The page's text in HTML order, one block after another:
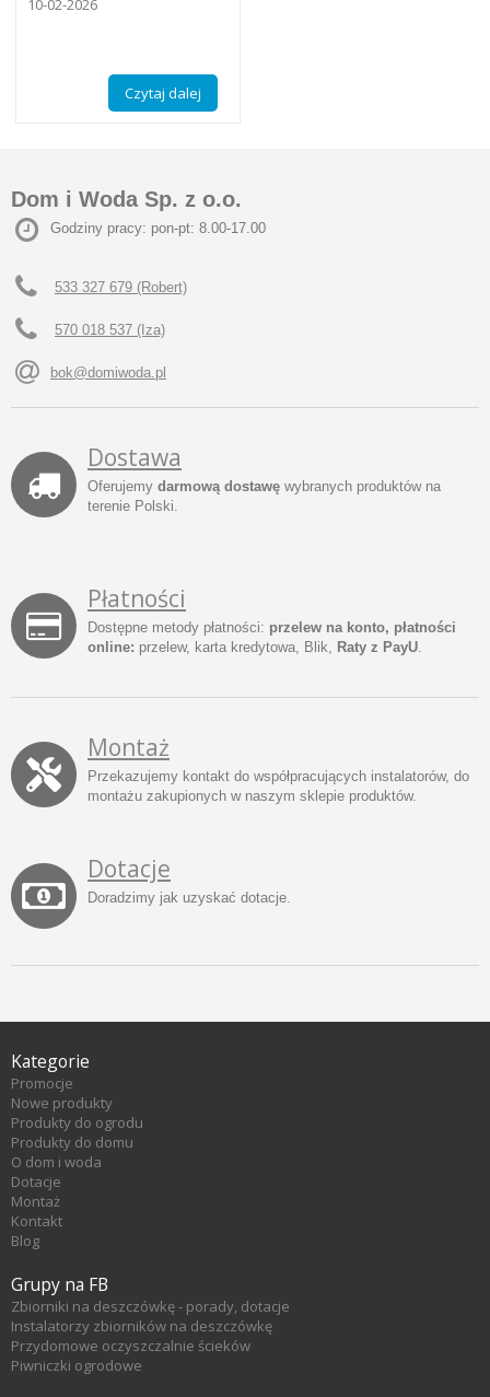
10-02-2026
Czytaj dalej
Dom i Woda Sp. z o.o.
Godziny pracy: pon-pt: 8.00-17.00
533 327 679 (Robert)
570 018 537 (Iza)
bok@domiwoda.pl
Dostawa
Oferujemy darmową dostawę wybranych produktów na
terenie Polski.
Płatności
Dostępne metody płatności: przelew na konto, płatności
online: przelew, karta kredytowa, Blik, Raty z PayU.
Montaż
Przekazujemy kontakt do współpracujących instalatorów, do
montażu zakupionych w naszym sklepie produktów.
Dotacje
Doradzimy jak uzyskać dotacje.
Kategorie
Promocje
Nowe produkty
Produkty do ogrodu
Produkty do domu
O dom i woda
Dotacje
Montaż
Kontakt
Blog
Grupy na FB
Zbiorniki na deszczówkę - porady, dotacje
Instalatorzy zbiorników na deszczówkę
Przydomowe oczyszczalnie ścieków
Piwniczki ogrodowe